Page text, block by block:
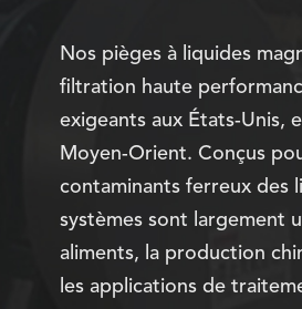
Nos pièges à liquides
filtration haute
exigeants aux États-Unis,
Moyen-Orient. Conçus
contaminants ferreux des
systèmes sont largement
aliments, la production
les applications de